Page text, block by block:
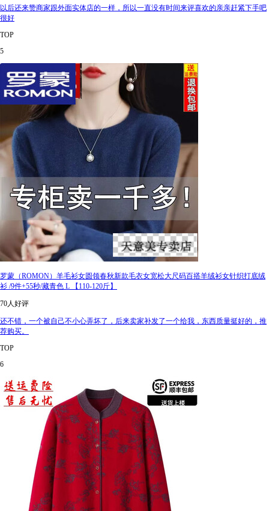
以后还来赞商家跟外面实体店的一样，所以一直没有时间来评喜欢的亲亲赶紧下手吧
很好
TOP
5
罗蒙（ROMON）羊毛衫女圆领春秋新款毛衣女宽松大尺码百搭羊绒衫女针织打底绒
衫 /9件+55秒/藏青色 L 【110-120斤】
70人好评
还不错，一个被自己不小心弄坏了，后来卖家补发了一个给我，东西质量挺好的，推
荐购买。
TOP
6